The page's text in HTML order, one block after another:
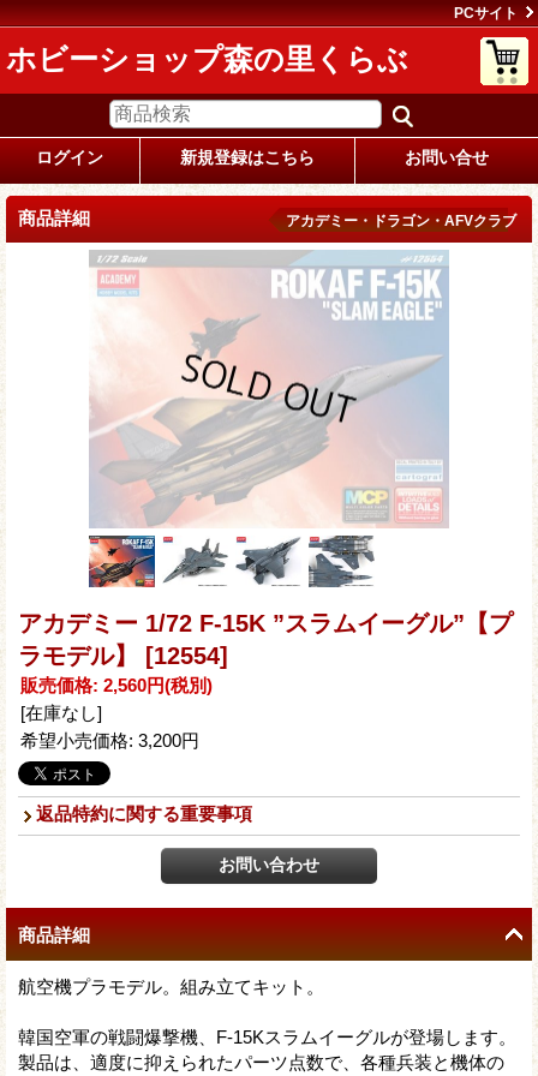
PCサイト
ホビーショップ森の里くらぶ
ログイン 新規登録はこちら お問い合せ
商品詳細 アカデミー・ドラゴン・AFVクラブ
アカデミー 1/72 F-15K ”スラムイーグル”【プ
ラモデル】 [12554]
販売価格: 2,560円(税別)
[在庫なし]
希望小売価格: 3,200円
返品特約に関する重要事項
商品詳細
航空機プラモデル。組み立てキット。
韓国空軍の戦闘爆撃機、F-15Kスラムイーグルが登場します。
製品は、適度に抑えられたパーツ点数で、各種兵装と機体の